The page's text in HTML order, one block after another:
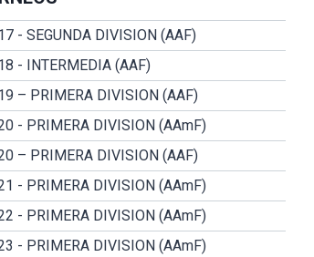
- SEGUNDA DIVISION (AAF)
- INTERMEDIA (AAF)
– PRIMERA DIVISION (AAF)
- PRIMERA DIVISION (AAmF)
– PRIMERA DIVISION (AAF)
- PRIMERA DIVISION (AAmF)
- PRIMERA DIVISION (AAmF)
- PRIMERA DIVISION (AAmF)